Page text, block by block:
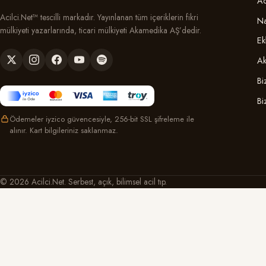
Acilci.Net™ tescilli markadır. Yayınlanan tüm içeriklerin fikri
mülkiyeti yazarlarında, ticari mülkiyeti Akamedika AŞ’dedir.
Ödemeler iyzico güvencesiyle, 256-bit SSL şifreleme ile
alınır. Kart bilgileriniz saklanmaz.
© 2026 Acilci.Net. Serbest, açık, bilimsel acil tıp.